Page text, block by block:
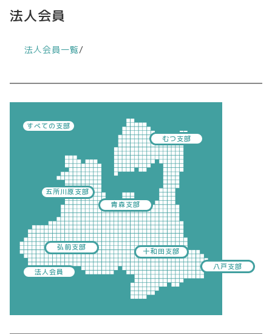
法人会員
法人会員一覧/
すべての支部
むつ支部
五所川原支部
青森支部
十和田支部
弘前支部
八戸支部
法人会員